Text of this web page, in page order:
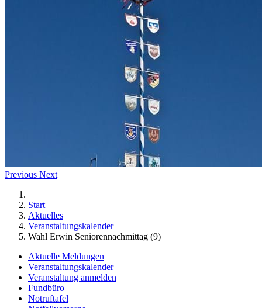
Previous Next
Start
Aktuelles
Veranstaltungskalender
Wahl Erwin Seniorennachmittag (9)
Aktuelle Meldungen
Veranstaltungskalender
Veranstaltung anmelden
Fundbüro
Notruftafel